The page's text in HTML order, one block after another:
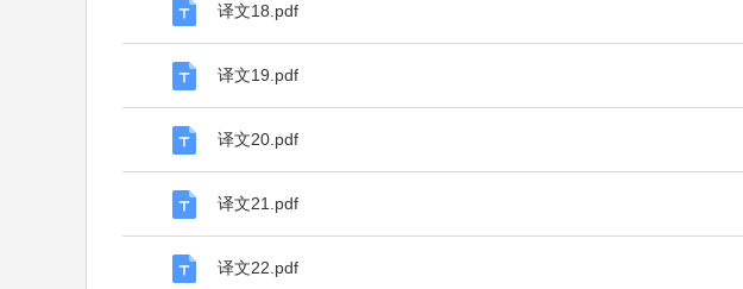
译文18.pdf
译文19.pdf
译文20.pdf
译文21.pdf
译文22.pdf